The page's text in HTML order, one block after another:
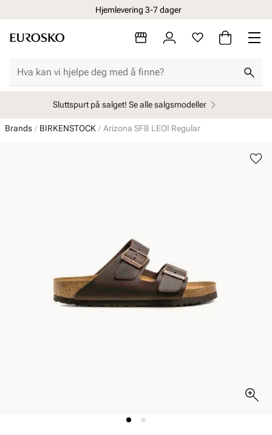
Hjemlevering 3-7 dager
Sluttspurt på salget! Se alle salgsmodeller
Brands BIRKENSTOCK Arizona SFB LEOI Regular